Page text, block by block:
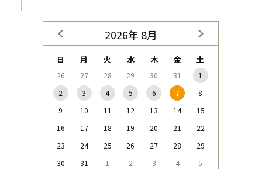
2026年 8月
日 月 火 水 木 金 土
26 27 28 29 30 31
1
2
3 4 5 6 7
8
9
10 11 12 13 14
15
16
17 18 19 20 21
22
23
24 25 26 27 28
29
30
31 1 2 3 4 5